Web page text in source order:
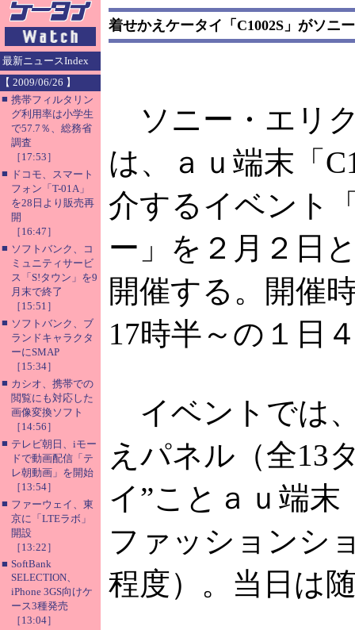
最新ニュースIndex
【 2009/06/26 】
■ 携帯フィルタリン
グ利用率は小学生
で57.7％、総務省
調査
［17:53］
■ ドコモ、スマート
フォン「T-01A」
を28日より販売再
開
［16:47］
■ ソフトバンク、コ
ミュニティサービ
ス「S!タウン」を9
月末で終了
［15:51］
■ ソフトバンク、ブ
ランドキャラクタ
ーにSMAP
［15:34］
■ カシオ、携帯での
閲覧にも対応した
画像変換ソフト
［14:56］
■ テレビ朝日、iモー
ドで動画配信「テ
レ朝動画」を開始
［13:54］
■ ファーウェイ、東
京に「LTEラボ」
開設
［13:22］
■ SoftBank
SELECTION、
iPhone 3GS向けケ
ース3種発売
［13:04］
着せかえケータイ「C1002S」がソニ
ソニー・エリ
は、ａｕ端末「
介するイベント
ー」を２月２日
開催する。開催
17時半～の１日
イベントでは
えパネル（全13
イ”ことａｕ端末
ファッションシ
程度）。当日は